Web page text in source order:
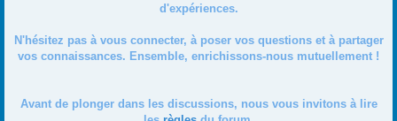
d'expériences.
N'hésitez pas à vous connecter, à poser vos questions et à partager
vos connaissances. Ensemble, enrichissons-nous mutuellement !
Avant de plonger dans les discussions, nous vous invitons à lire